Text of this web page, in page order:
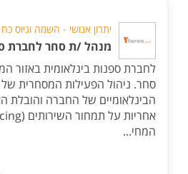
יתרון אנושי - השמה וגיוס
מנהל /ת סחר לחברת
לחברת ספנות בינלאומית באזור
סחר. ניהול הפעילות המסחרית של
הבינלאומיים של החברה והובלת
המחי...